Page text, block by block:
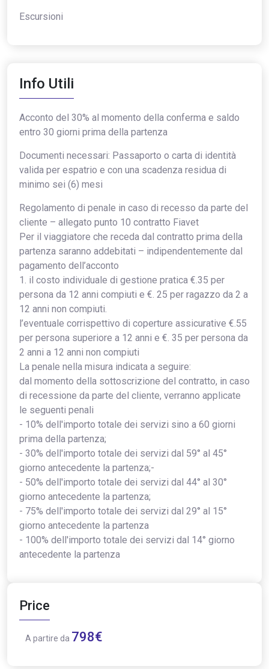
Escursioni
Info Utili
Acconto del 30% al momento della conferma e saldo
entro 30 giorni prima della partenza
Documenti necessari: Passaporto o carta di identità
valida per espatrio e con una scadenza residua di
minimo sei (6) mesi
Regolamento di penale in caso di recesso da parte del
cliente – allegato punto 10 contratto Fiavet
Per il viaggiatore che receda dal contratto prima della
partenza saranno addebitati – indipendentemente dal
pagamento dell’acconto
1. il costo individuale di gestione pratica €.35 per
persona da 12 anni compiuti e €. 25 per ragazzo da 2 a
12 anni non compiuti.
l’eventuale corrispettivo di coperture assicurative €.55
per persona superiore a 12 anni e €. 35 per persona da
2 anni a 12 anni non compiuti
La penale nella misura indicata a seguire:
dal momento della sottoscrizione del contratto, in caso
di recessione da parte del cliente, verranno applicate
le seguenti penali
- 10% dell'importo totale dei servizi sino a 60 giorni
prima della partenza;
- 30% dell'importo totale dei servizi dal 59° al 45°
giorno antecedente la partenza;-
- 50% dell'importo totale dei servizi dal 44° al 30°
giorno antecedente la partenza;
- 75% dell'importo totale dei servizi dal 29° al 15°
giorno antecedente la partenza
- 100% dell'importo totale dei servizi dal 14° giorno
antecedente la partenza
Price
A partire da 798€